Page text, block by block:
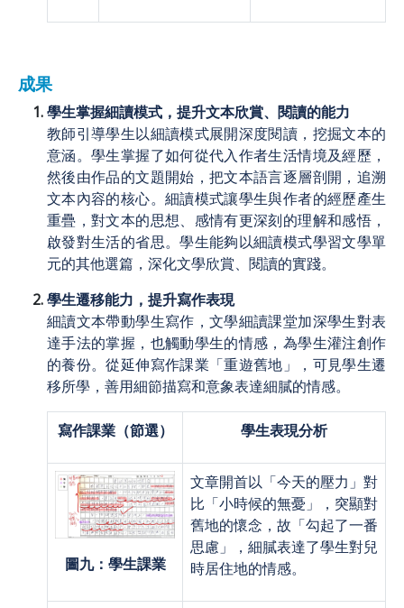
成果
學生掌握細讀模式，提升文本欣賞、閱讀的能力
教師引導學生以細讀模式展開深度閱讀，挖掘文本的
意涵。學生掌握了如何從代入作者生活情境及經歷，
然後由作品的文題開始，把文本語言逐層剖開，追溯
文本內容的核心。細讀模式讓學生與作者的經歷產生
重疊，對文本的思想、感情有更深刻的理解和感悟，
啟發對生活的省思。學生能夠以細讀模式學習文學單
元的其他選篇，深化文學欣賞、閱讀的實踐。
學生遷移能力，提升寫作表現
細讀文本帶動學生寫作，文學細讀課堂加深學生對表
達手法的掌握，也觸動學生的情感，為學生灌注創作
的養份。從延伸寫作課業「重遊舊地」，可見學生遷
移所學，善用細節描寫和意象表達細膩的情感。
寫作課業（節選） 學生表現分析
圖九：學生課業
文章開首以「今天的壓力」對
比「小時候的無憂」，突顯對
舊地的懷念，故「勾起了一番
思慮」，細膩表達了學生對兒
時居住地的情感。